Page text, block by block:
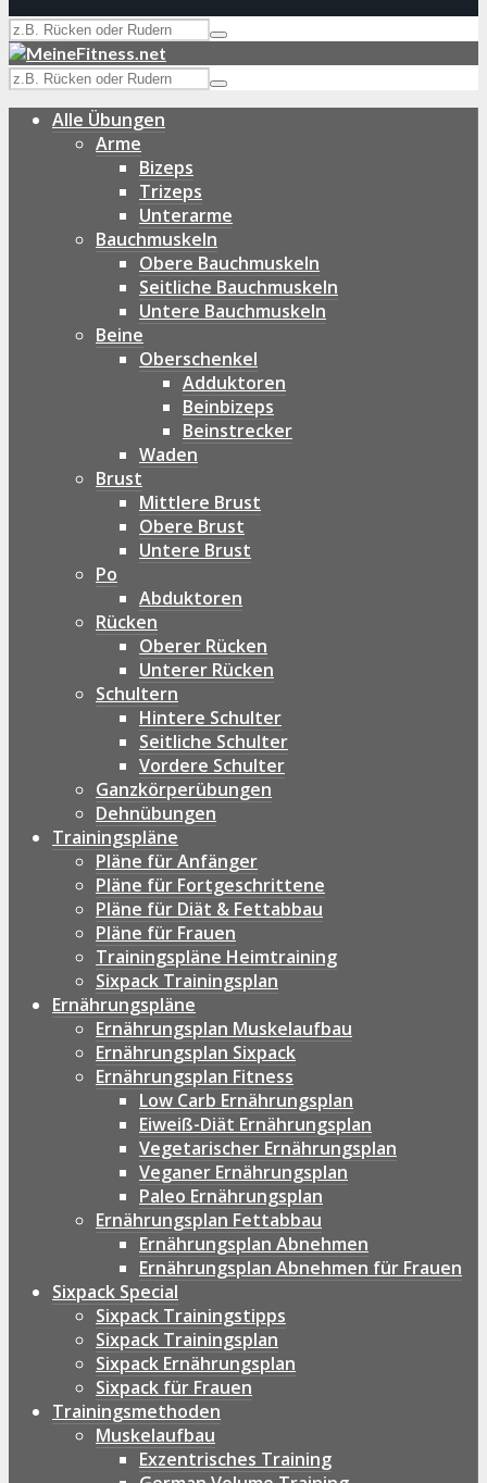
Alle Übungen
Arme
Bizeps
Trizeps
Unterarme
Bauchmuskeln
Obere Bauchmuskeln
Seitliche Bauchmuskeln
Untere Bauchmuskeln
Beine
Oberschenkel
Adduktoren
Beinbizeps
Beinstrecker
Waden
Brust
Mittlere Brust
Obere Brust
Untere Brust
Po
Abduktoren
Rücken
Oberer Rücken
Unterer Rücken
Schultern
Hintere Schulter
Seitliche Schulter
Vordere Schulter
Ganzkörperübungen
Dehnübungen
Trainingspläne
Pläne für Anfänger
Pläne für Fortgeschrittene
Pläne für Diät & Fettabbau
Pläne für Frauen
Trainingspläne Heimtraining
Sixpack Trainingsplan
Ernährungspläne
Ernährungsplan Muskelaufbau
Ernährungsplan Sixpack
Ernährungsplan Fitness
Low Carb Ernährungsplan
Eiweiß-Diät Ernährungsplan
Vegetarischer Ernährungsplan
Veganer Ernährungsplan
Paleo Ernährungsplan
Ernährungsplan Fettabbau
Ernährungsplan Abnehmen
Ernährungsplan Abnehmen für Frauen
Sixpack Special
Sixpack Trainingstipps
Sixpack Trainingsplan
Sixpack Ernährungsplan
Sixpack für Frauen
Trainingsmethoden
Muskelaufbau
Exzentrisches Training